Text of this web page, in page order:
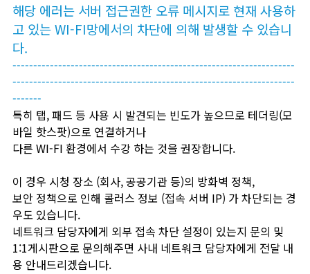
해당 에러는 서버 접근권한 오류 메시지로 현재 사용하
고 있는 WI-FI망에서의 차단에 의해 발생할 수 있습니
다.
--------------------------------------------------------------------
--------------------------------------------------------------------
-------
특히 탭, 패드 등 사용 시 발견되는 빈도가 높으므로 테더링(모
바일 핫스팟)으로 연결하거나
다른 WI-FI 환경에서 수강 하는 것을 권장합니다.
이 경우 시청 장소 (회사, 공공기관 등)의 방화벽 정책,
보안 정책으로 인해 콜러스 정보 (접속 서버 IP) 가 차단되는 경
우도 있습니다.
네트워크 담당자에게 외부 접속 차단 설정이 있는지 문의 및
1:1게시판으로 문의해주면 사내 네트워크 담당자에게 전달 내
용 안내드리겠습니다.